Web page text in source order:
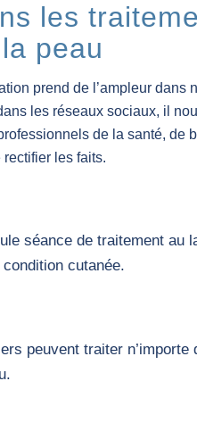
les
peau
prend de l’ampleur dans
les réseaux sociaux, il
de la santé, de
les faits.
séance de traitement au
cutanée.
peuvent traiter n’importe